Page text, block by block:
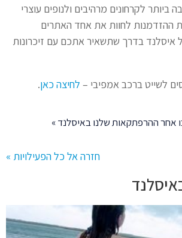
לקרחונים מרהיבים ולנופים עוצרי
ההזדמנות לחוות את אחד האתרים
איסלנד בדרך שתשאיר אתכם עם זיכרונות
לשייט ברכב אמפיבי – לחיצה כאן.
אחר ההרפתקאות שלנו באיסלנד »
חזרה אל כל הפעילויות »